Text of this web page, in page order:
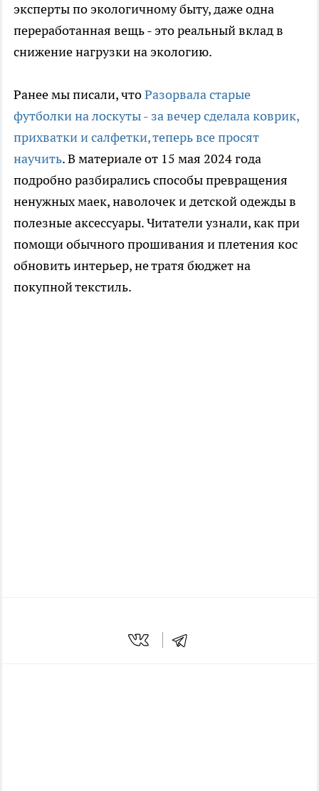
эксперты по экологичному быту, даже одна
переработанная вещь - это реальный вклад в
снижение нагрузки на экологию.
Ранее мы писали, чтоРазорвала старые
футболки на лоскуты - за вечер сделала коврик,
прихватки и салфетки, теперь все просят
научить. В материале от 15 мая 2024 года
подробно разбирались способы превращения
ненужных маек, наволочек и детской одежды в
полезные аксессуары. Читатели узнали, как при
помощи обычного прошивания и плетения кос
обновить интерьер, не тратя бюджет на
покупной текстиль.